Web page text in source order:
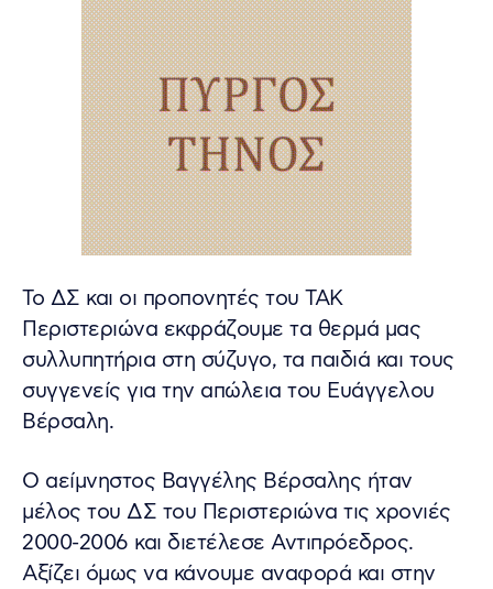
Το ΔΣ και οι προπονητές του ΤΑΚ
Περιστεριώνα εκφράζουμε τα θερμά μας
συλλυπητήρια στη σύζυγο, τα παιδιά και τους
συγγενείς για την απώλεια του Ευάγγελου
Βέρσαλη.
Ο αείμνηστος Βαγγέλης Βέρσαλης ήταν
μέλος του ΔΣ του Περιστεριώνα τις χρονιές
2000-2006 και διετέλεσε Αντιπρόεδρος.
Αξίζει όμως να κάνουμε αναφορά και στην